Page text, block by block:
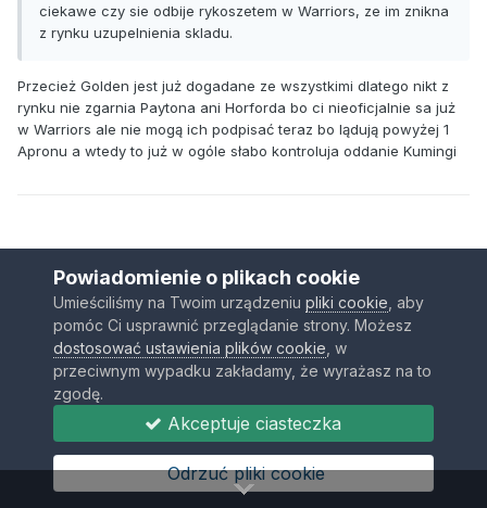
ciekawe czy sie odbije rykoszetem w Warriors, ze im znikna
z rynku uzupelnienia skladu.
Przecież Golden jest już dogadane ze wszystkimi dlatego nikt z
rynku nie zgarnia Paytona ani Horforda bo ci nieoficjalnie sa już
w Warriors ale nie mogą ich podpisać teraz bo lądują powyżej 1
Apronu a wtedy to już w ogóle słabo kontroluja oddanie Kumingi
Chytruz
Opublikowano25 Lipca 2025
W dniu 25.07.2025 o 07:56,
Bo Ty spekulujesz, ze to wina wybrzydzania Kumingi, a ja ze
to przez postawe Warriors.
Powiadomienie o plikach cookie
Umieściliśmy na Twoim urządzeniu pliki cookie , aby
pomóc Ci usprawnić przeglądanie strony. Możesz
dostosować ustawienia plików cookie , w
przeciwnym wypadku zakładamy, że wyrażasz na to
zgodę.
Akceptuje ciasteczka
Odrzuć pliki cookie